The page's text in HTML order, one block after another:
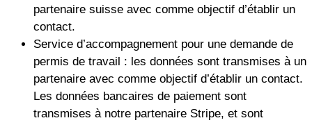
partenaire suisse avec comme objectif d’établir un
contact.
Service d’accompagnement pour une demande de
permis de travail : les données sont transmises à un
partenaire avec comme objectif d’établir un contact.
Les données bancaires de paiement sont
transmises à notre partenaire Stripe, et sont